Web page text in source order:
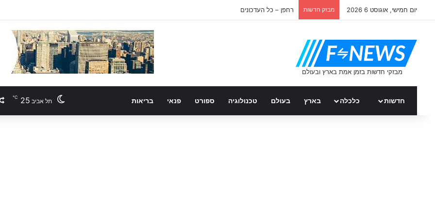
יום חמישי, אוגוסט 6 2026 מבזק חדשות רחפן – כל העדכונים
חדשות כלכלה בארץ בעולם טכנולוגיה ספורט פנאי בריאות תל אביב 25
℃